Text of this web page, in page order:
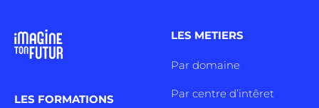
LES FORMATIONS
LES METIERS
Par domaine
Par centre d’intêret